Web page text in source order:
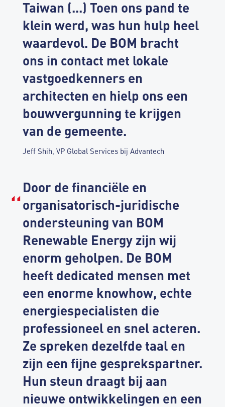
Taiwan (...) Toen ons pand te
klein werd, was hun hulp heel
waardevol. De BOM bracht
ons in contact met lokale
vastgoedkenners en
architecten en hielp ons een
bouwvergunning te krijgen
van de gemeente.
Jeff Shih, VP Global Services bij Advantech
Door de financiële en
organisatorisch-juridische
ondersteuning van BOM
Renewable Energy zijn wij
enorm geholpen. De BOM
heeft dedicated mensen met
een enorme knowhow, echte
energiespecialisten die
professioneel en snel acteren.
Ze spreken dezelfde taal en
zijn een fijne gesprekspartner.
Hun steun draagt bij aan
nieuwe ontwikkelingen en een